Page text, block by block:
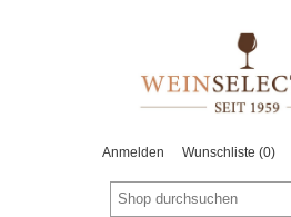
Anmelden Wunschliste (0)